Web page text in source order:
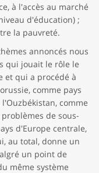
à l'accès au marché
d'éducation) ;
la pauvreté.
annoncés nous
qui jouait le rôle le
et qui a procédé à
comme pays
comme
de sous-
d'Europe centrale,
au total, donne un
un point de
même système